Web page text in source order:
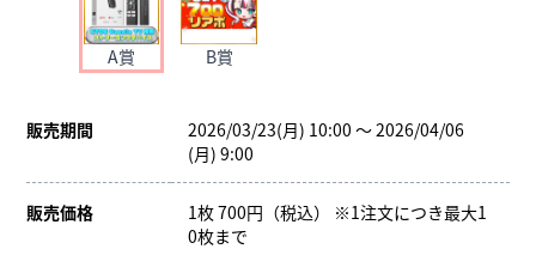
A賞 B賞
販売期間
2026/03/23(月) 10:00 ～ 2026/04/06
(月) 9:00
販売価格
1枚 700円（税込） ※1注文につき最大1
0枚まで